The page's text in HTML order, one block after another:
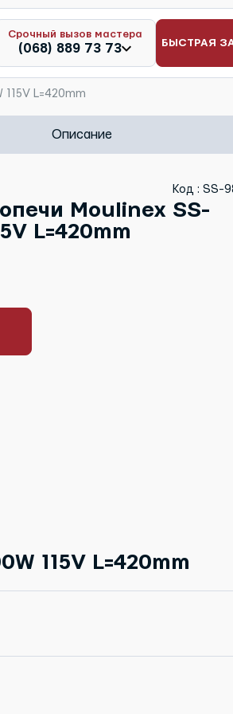
Срочный вызов мастера
(068) 889 73 73 БЫСТРАЯ
L=420mm
Описание
Код : SS-
Moulinex SS-
L=420mm
115V L=420mm